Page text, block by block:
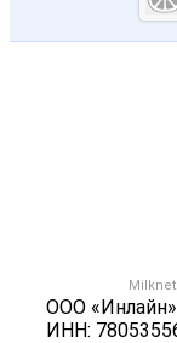
Важные
ООО «Инлайн»
ИНН:
Навигация